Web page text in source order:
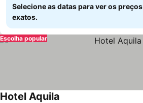
Selecione as datas para ver os preços
exatos.
Escolha popular
Hotel Aquila